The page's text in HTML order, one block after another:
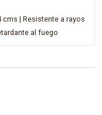
cms | Resistente a rayos
al fuego